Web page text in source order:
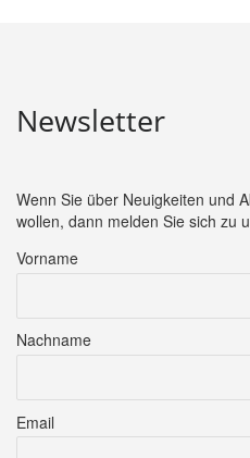
Newsletter
Wenn Sie über Neuigkeiten und
wollen, dann melden Sie sich zu
Vorname
Nachname
Email